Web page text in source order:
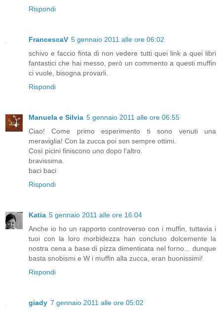
Rispondi
FrancescaV 5 gennaio 2011 alle ore 06:02
schivo e faccio finta di non vedere tutti quei link a quei libri
fantastici che hai messo, però un commento a questi muffin
ci vuole, bisogna provarli.
Rispondi
Manuela e Silvia 5 gennaio 2011 alle ore 06:55
Ciao! Come primo esperimento ti sono venuti una
meraviglia! Con la zucca poi son sempre ottimi.
Così picini finiscono uno dopo l'altro.
bravissima.
baci baci
Rispondi
Katia 5 gennaio 2011 alle ore 16:04
Anche io ho un rapporto controverso con i muffin, tuttavia i
tuoi con la loro morbidezza han concluso dolcemente la
nostra cena a base di pizza dimenticata nel forno... dunque
basta snobismi e W i muffin alla zucca, eran buonissimi!
Rispondi
giady 7 gennaio 2011 alle ore 05:02